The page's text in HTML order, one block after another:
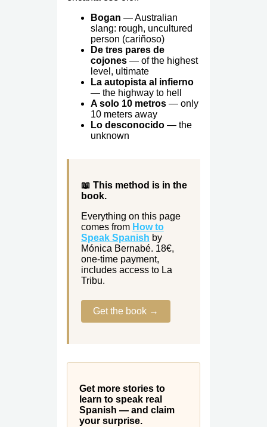
Bogan — Australian
slang: rough, uncultured
person (cariñoso)
De tres pares de
cojones— of the highest
level, ultimate
La autopista al infierno
— the highway to hell
A solo 10 metros— only
10 meters away
Lo desconocido— the
unknown
📖 This method is in the
book.
Everything on this page
comes from How to
Speak Spanish by
Mónica Bernabé. 18€,
one-time payment,
includes access to La
Tribu.
Get the book →
Get more stories to
learn to speak real
Spanish — and claim
your surprise.